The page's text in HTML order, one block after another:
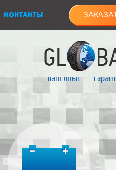
КОНТАКТЫ
наш опыт —